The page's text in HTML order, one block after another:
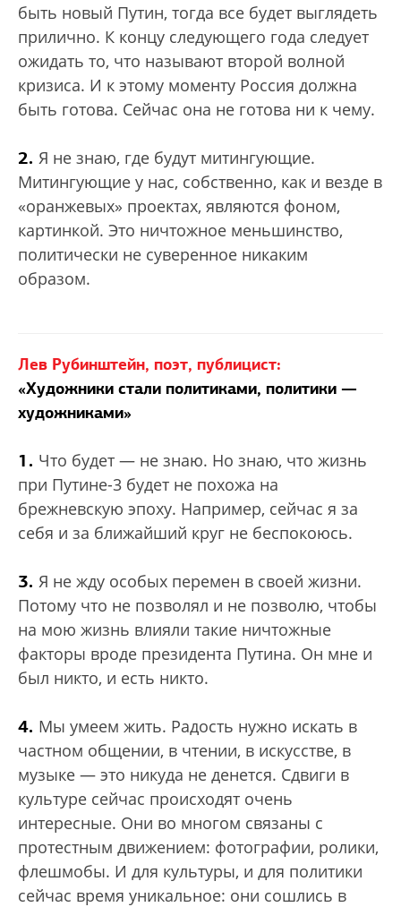
быть новый Путин, тогда все будет выглядеть
прилично. К концу следующего года следует
ожидать то, что называют второй волной
кризиса. И к этому моменту Россия должна
быть готова. Сейчас она не готова ни к чему.
2. Я не знаю, где будут митингующие.
Митингующие у нас, собственно, как и везде в
«оранжевых» проектах, являются фоном,
картинкой. Это ничтожное меньшинство,
политически не суверенное никаким
образом.
Лев Рубинштейн, поэт, публицист:
«Художники стали политиками, политики —
художниками»
1. Что будет — не знаю. Но знаю, что жизнь
при Путине-3 будет не похожа на
брежневскую эпоху. Например, сейчас я за
себя и за ближайший круг не беспокоюсь.
3. Я не жду особых перемен в своей жизни.
Потому что не позволял и не позволю, чтобы
на мою жизнь влияли такие ничтожные
факторы вроде президента Путина. Он мне и
был никто, и есть никто.
4. Мы умеем жить. Радость нужно искать в
частном общении, в чтении, в искусстве, в
музыке — это никуда не денется. Сдвиги в
культуре сейчас происходят очень
интересные. Они во многом связаны с
протестным движением: фотографии, ролики,
флешмобы. И для культуры, и для политики
сейчас время уникальное: они сошлись в